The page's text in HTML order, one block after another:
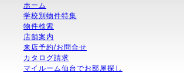
ホーム
学校別物件特集
物件検索
店舗案内
来店予約/お問合せ
カタログ請求
マイルーム仙台でお部屋探し